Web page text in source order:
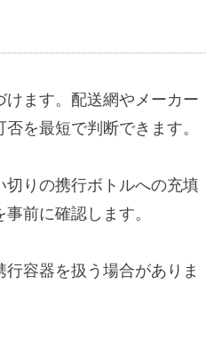
ます。配送網やメーカー
を最短で判断できます。
切りの携行ボトルへの充填
前に確認します。
容器を扱う場合がありま